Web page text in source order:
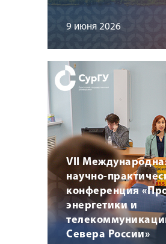
9 июня 2026
VII
научно-
конференция
энергетики и
Севера России»